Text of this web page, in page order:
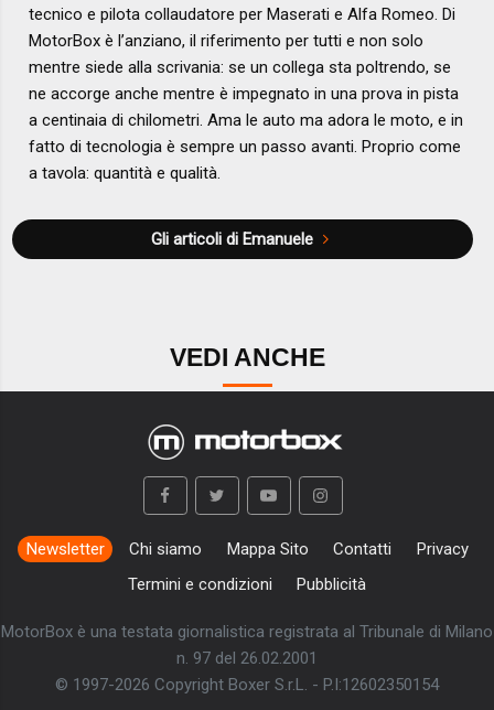
tecnico e pilota collaudatore per Maserati e Alfa Romeo. Di
MotorBox è l’anziano, il riferimento per tutti e non solo
mentre siede alla scrivania: se un collega sta poltrendo, se
ne accorge anche mentre è impegnato in una prova in pista
a centinaia di chilometri. Ama le auto ma adora le moto, e in
fatto di tecnologia è sempre un passo avanti. Proprio come
a tavola: quantità e qualità.
Gli articoli di Emanuele
VEDI ANCHE
Newsletter Chi siamo Mappa Sito Contatti
Privacy
Termini e condizioni
Pubblicità
MotorBox è una testata giornalistica registrata al Tribunale di Milano
n. 97 del 26.02.2001
© 1997-2026 Copyright Boxer S.r.L. - P.I:12602350154